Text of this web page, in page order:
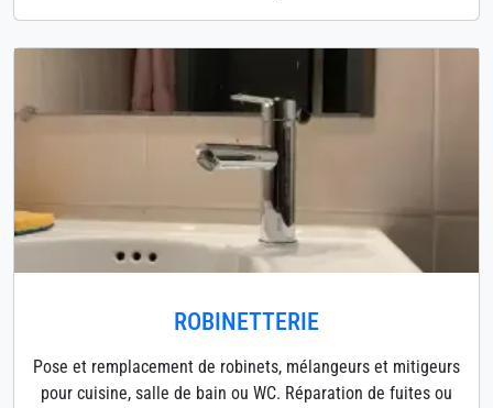
ROBINETTERIE
Pose et remplacement de robinets, mélangeurs et mitigeurs
pour cuisine, salle de bain ou WC. Réparation de fuites ou